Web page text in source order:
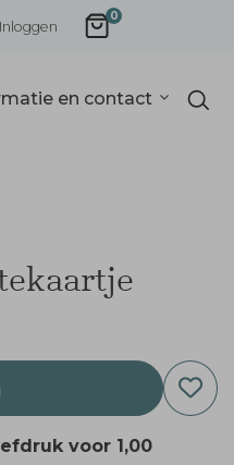
Inloggen
0
en contact
voor 1,00